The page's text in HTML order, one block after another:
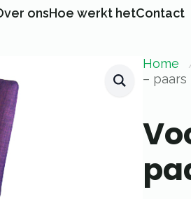
onsHoe werkt hetContact
Home
– paars